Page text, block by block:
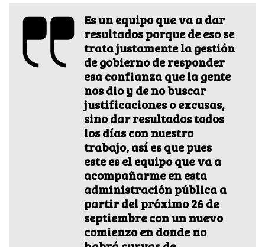
Es un equipo que va a dar
resultados porque de eso se
trata justamente la gestión
de gobierno de responder
esa confianza que la gente
nos dio y de no buscar
justificaciones o excusas,
sino dar resultados todos
los días con nuestro
trabajo, así es que pues
este es el equipo que va a
acompañarme en esta
administración pública a
partir del próximo 26 de
septiembre con un nuevo
comienzo en donde no